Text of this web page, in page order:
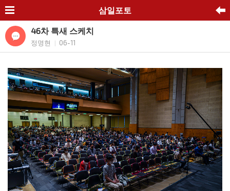
삼일포토
46차 특새 스케치
정명현 06-11